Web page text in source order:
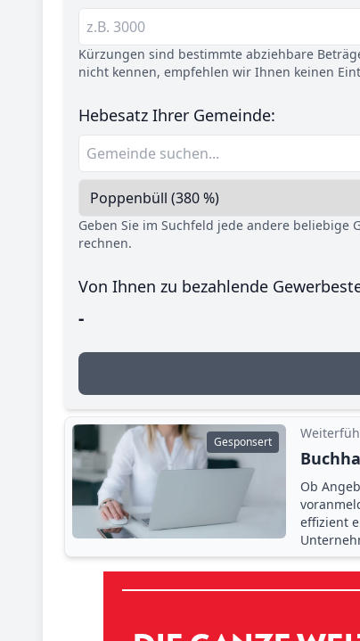
Kürzungen sind bestimmte abziehbare
nicht kennen, empfehlen wir Ihnen keinen
Hebesatz Ihrer Gemeinde:
Geben Sie im Suchfeld jede andere beliebige
rechnen.
Von Ihnen zu bezahlende
-
Gesponsert
Ob
effizient